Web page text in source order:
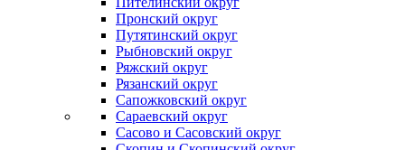
Пронский округ
Путятинский округ
Рыбновский округ
Ряжский округ
Рязанский округ
Сапожковский округ
Сараевский округ
Сасово и Сасовский округ